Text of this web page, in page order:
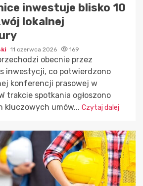
inwestuje blisko 10
lokalnej
11 czerwca 2026 169
obecnie przez
inwestycji, co potwierdzono
konferencji prasowej w
trakcie spotkania ogłoszono
kluczowych umów... Czytaj dalej